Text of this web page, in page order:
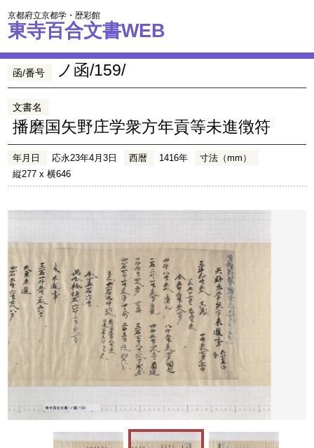
京都府立京都学・歴彩館
東寺百合文書WEB
函/番号 ノ函/159/
文書名
播磨国矢野庄学衆方年貢等未進徴符
年月日 応永23年4月3日 西暦 1416年
寸法（mm）
縦277 x 横646